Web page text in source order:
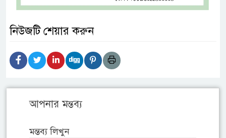
নিউজটি শেয়ার করুন
আপনার মন্তব্য
মন্তব্য লিখুন